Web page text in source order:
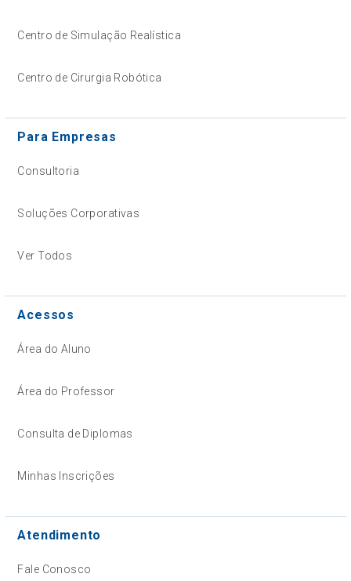
Centro de Simulação Realística
Centro de Cirurgia Robótica
Para Empresas
Consultoria
Soluções Corporativas
Ver Todos
Acessos
Área do Aluno
Área do Professor
Consulta de Diplomas
Minhas Inscrições
Atendimento
Fale Conosco